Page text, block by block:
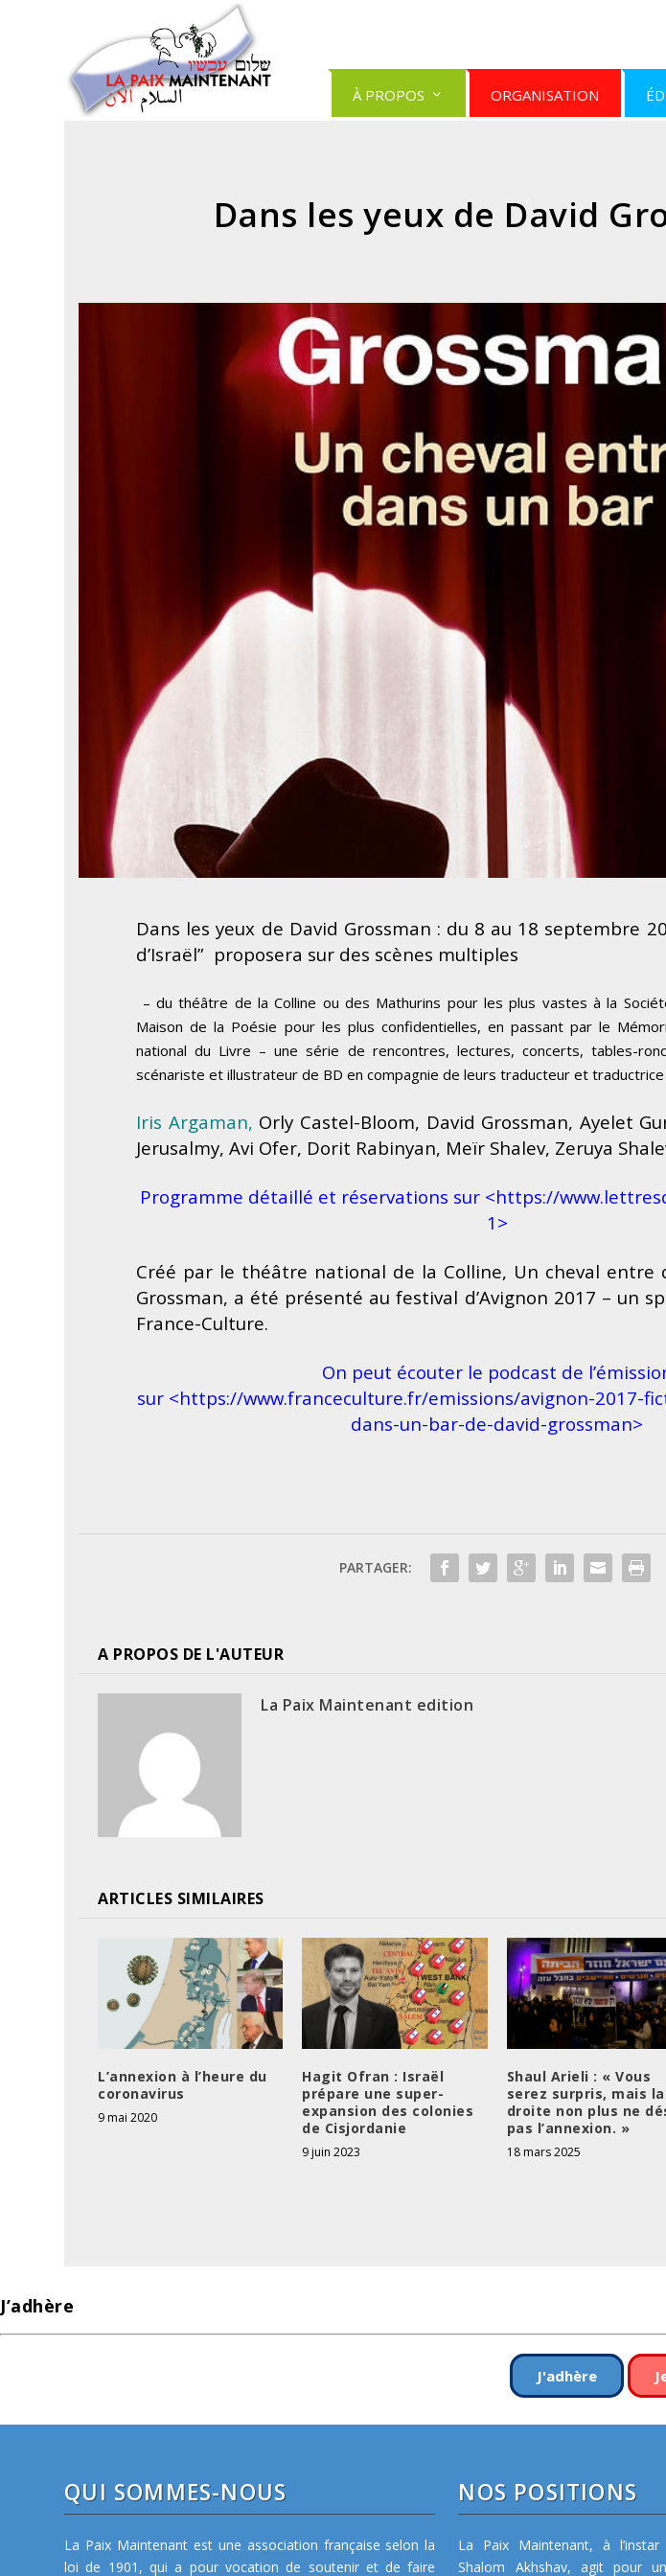
À PROPOS ORGANISATION
Dans les yeux de David
Dans les yeux de David Grossman : du 8 au 18 septembre
d’Israël” proposera sur des scènes multiples
– du théâtre de la Colline ou des Mathurins pour les plus vastes à la
Maison de la Poésie pour les plus confidentielles, en passant par le
national du Livre – une série de rencontres, lectures, concerts, tables-
scénariste et illustrateur de BD en compagnie de leurs traducteur et
Iris Argaman, Orly Castel-Bloom, David Grossman, Ayelet
Jerusalmy, Avi Ofer, Dorit Rabinyan, Meïr Shalev, Zeruya
Programme détaillé et réservations sur <https://
1>
Créé par le théâtre national de la Colline, Un cheval entre
Grossman, a été présenté au festival d’Avignon 2017 – un
France-Culture.
On peut écouter le podcast de
sur <https://www.franceculture.fr/emissions/avignon-2017-
dans-un-bar-de-david-grossman>
PARTAGER:
A PROPOS DE L'AUTEUR
La Paix Maintenant edition
ARTICLES SIMILAIRES
L’annexion à l’heure du
coronavirus
9 mai 2020
Hagit Ofran : Israël
prépare une super-
expansion des colonies
de Cisjordanie
9 juin 2023
Shaul Arieli : « Vous
serez surpris, mais la
droite non plus ne
pas l’annexion. »
18 mars 2025
J’adhère
J'adhère
QUI SOMMES-NOUS
La Paix Maintenant est une association française selon la
loi de 1901, qui a pour vocation de soutenir et de faire
NOS POSITIONS
La Paix Maintenant, à
Shalom Akhshav, agit pour